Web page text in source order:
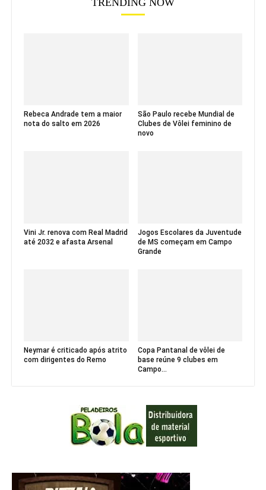
Rebeca Andrade tem a maior
nota do salto em 2026
São Paulo recebe Mundial de
Clubes de Vôlei feminino de
novo
Vini Jr. renova com Real Madrid
até 2032 e afasta Arsenal
Jogos Escolares da Juventude
de MS começam em Campo
Grande
Neymar é criticado após atrito
com dirigentes do Remo
Copa Pantanal de vôlei de
base reúne 9 clubes em
Campo...